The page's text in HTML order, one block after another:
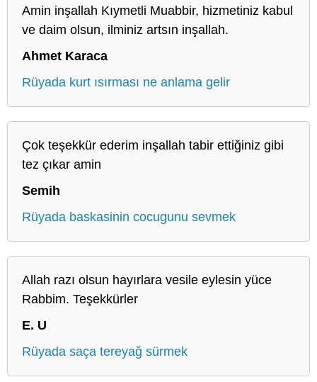
Amin inşallah Kıymetli Muabbir, hizmetiniz kabul
ve daim olsun, ilminiz artsın inşallah.
Ahmet Karaca
Rüyada kurt ısırması ne anlama gelir
Çok teşekkür ederim inşallah tabir ettiğiniz gibi
tez çıkar amin
Semih
Rüyada baskasinin cocugunu sevmek
Allah razı olsun hayırlara vesile eylesin yüce
Rabbim. Teşekkürler
E. U
Rüyada saça tereyağ sürmek